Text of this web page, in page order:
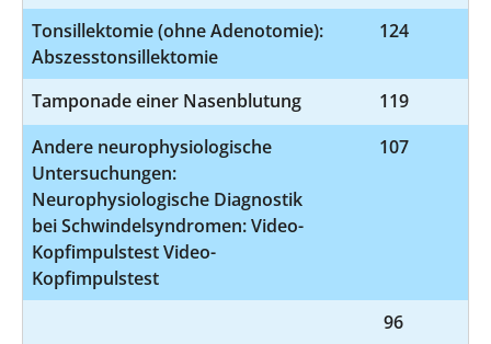
Tonsillektomie (ohne Adenotomie):
Abszesstonsillektomie
124
Tamponade einer Nasenblutung 119
Andere neurophysiologische
Untersuchungen:
Neurophysiologische Diagnostik
bei Schwindelsyndromen: Video-
Kopfimpulstest Video-
Kopfimpulstest
107
96